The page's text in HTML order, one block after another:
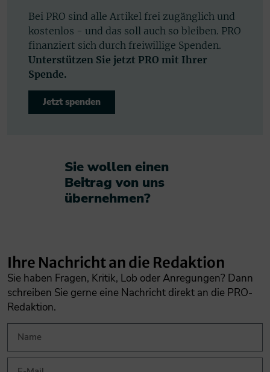
Bei PRO sind alle Artikel frei zugänglich und
kostenlos - und das soll auch so bleiben. PRO
finanziert sich durch freiwillige Spenden.
Unterstützen Sie jetzt PRO mit Ihrer
Spende.
Jetzt spenden
Sie wollen einen
Beitrag von uns
übernehmen?​
Ihre Nachricht an die Redaktion
Sie haben Fragen, Kritik, Lob oder Anregungen? Dann
schreiben Sie gerne eine Nachricht direkt an die PRO-
Redaktion.